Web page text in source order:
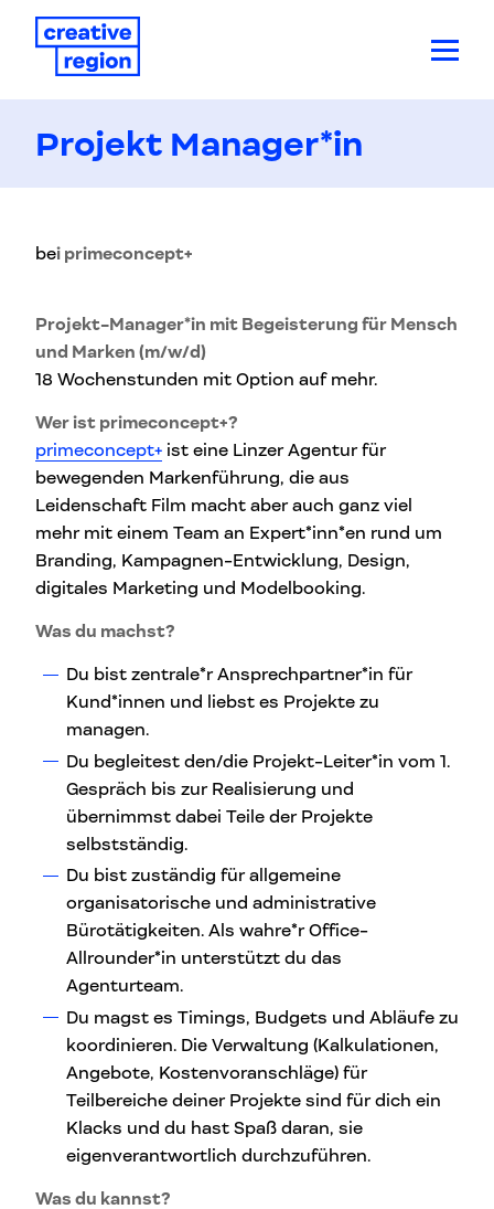
Projekt Manager*in
bei primeconcept+
Projekt-Manager*in mit Begeisterung für Mensch
und Marken (m/w/d)
18 Wochenstunden mit Option auf mehr.
Wer ist primeconcept+?
primeconcept+ ist eine Linzer Agentur für
bewegenden Markenführung, die aus
Leidenschaft Film macht aber auch ganz viel
mehr mit einem Team an Expert*inn*en rund um
Branding, Kampagnen-Entwicklung, Design,
digitales Marketing und Modelbooking.
Was du machst?
Du bist zentrale*r Ansprechpartner*in für
Kund*innen und liebst es Projekte zu
managen.
Du begleitest den/die Projekt-Leiter*in vom 1.
Gespräch bis zur Realisierung und
übernimmst dabei Teile der Projekte
selbstständig.
Du bist zuständig für allgemeine
organisatorische und administrative
Bürotätigkeiten. Als wahre*r Office-
Allrounder*in unterstützt du das
Agenturteam.
Du magst es Timings, Budgets und Abläufe zu
koordinieren. Die Verwaltung (Kalkulationen,
Angebote, Kostenvoranschläge) für
Teilbereiche deiner Projekte sind für dich ein
Klacks und du hast Spaß daran, sie
eigenverantwortlich durchzuführen.
Was du kannst?